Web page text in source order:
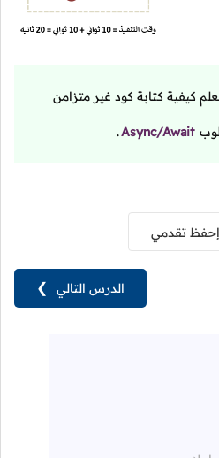
كيفية كتابة كود غير متزامن
Async/Await
.
الدرس التالي ❯
إحفظ تقدمي